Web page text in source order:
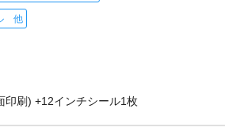
他
印刷) +12インチシール1枚